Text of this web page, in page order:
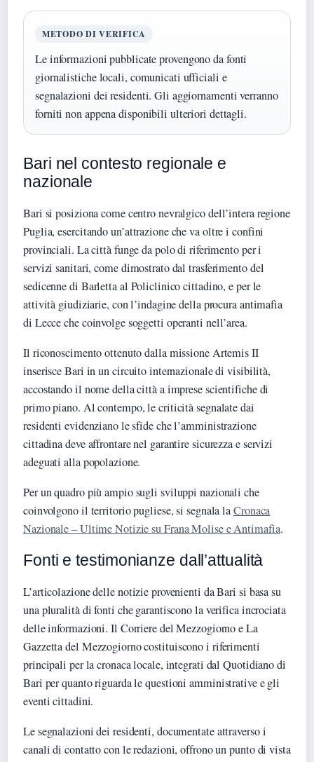
METODO DI VERIFICA
Le informazioni pubblicate provengono da fonti
giornalistiche locali, comunicati ufficiali e
segnalazioni dei residenti. Gli aggiornamenti verranno
forniti non appena disponibili ulteriori dettagli.
Bari nel contesto regionale e
nazionale
Bari si posiziona come centro nevralgico dell’intera regione
Puglia, esercitando un’attrazione che va oltre i confini
provinciali. La città funge da polo di riferimento per i
servizi sanitari, come dimostrato dal trasferimento del
sedicenne di Barletta al Policlinico cittadino, e per le
attività giudiziarie, con l’indagine della procura antimafia
di Lecce che coinvolge soggetti operanti nell’area.
Il riconoscimento ottenuto dalla missione Artemis II
inserisce Bari in un circuito internazionale di visibilità,
accostando il nome della città a imprese scientifiche di
primo piano. Al contempo, le criticità segnalate dai
residenti evidenziano le sfide che l’amministrazione
cittadina deve affrontare nel garantire sicurezza e servizi
adeguati alla popolazione.
Per un quadro più ampio sugli sviluppi nazionali che
coinvolgono il territorio pugliese, si segnala laCronaca
Nazionale – Ultime Notizie su Frana Molise e Antimafia.
Fonti e testimonianze dall’attualità
L’articolazione delle notizie provenienti da Bari si basa su
una pluralità di fonti che garantiscono la verifica incrociata
delle informazioni. Il Corriere del Mezzogiorno e La
Gazzetta del Mezzogiorno costituiscono i riferimenti
principali per la cronaca locale, integrati dal Quotidiano di
Bari per quanto riguarda le questioni amministrative e gli
eventi cittadini.
Le segnalazioni dei residenti, documentate attraverso i
canali di contatto con le redazioni, offrono un punto di vista